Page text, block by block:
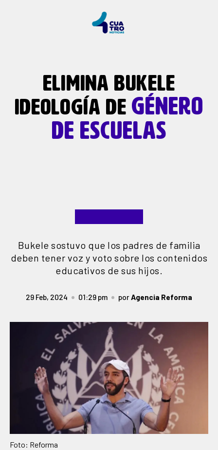
ELIMINA BUKELE
IDEOLOGÍA DE GÉNERO
DE ESCUELAS
Bukele sostuvo que los padres de familia
deben tener voz y voto sobre los contenidos
educativos de sus hijos.
29 Feb, 2024 01:29 pm porAgencia Reforma
Foto: Reforma